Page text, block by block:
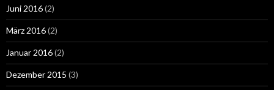
Juni 2016(2)
März 2016(2)
Januar 2016(2)
Dezember 2015 (3)